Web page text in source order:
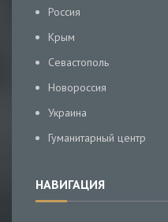
Россия
Крым
Севастополь
Новороссия
Украина
Гуманитарный центр
НАВИГАЦИЯ